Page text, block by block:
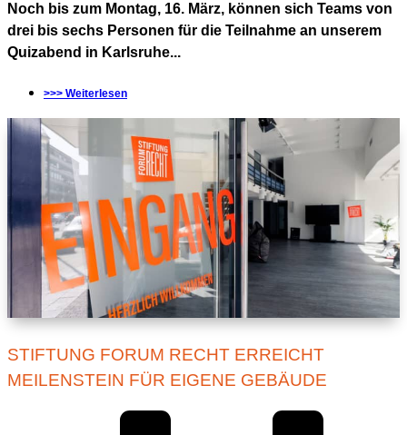
Noch bis zum Montag, 16. März, können sich Teams von
drei bis sechs Personen für die Teilnahme an unserem
Quizabend in Karlsruhe...
>>> Weiterlesen
STIFTUNG FORUM RECHT ERREICHT
MEILENSTEIN FÜR EIGENE GEBÄUDE